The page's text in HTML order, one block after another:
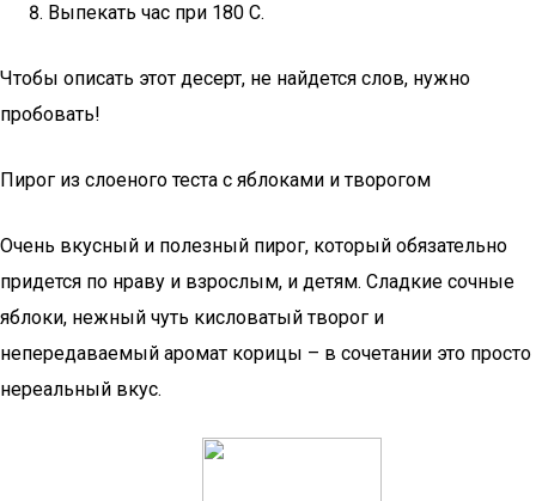
Выпекать час при 180 С.
Чтобы описать этот десерт, не найдется слов, нужно
пробовать!
Пирог из слоеного теста с яблоками и творогом
Очень вкусный и полезный пирог, который обязательно
придется по нраву и взрослым, и детям. Сладкие сочные
яблоки, нежный чуть кисловатый творог и
непередаваемый аромат корицы – в сочетании это просто
нереальный вкус.